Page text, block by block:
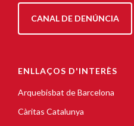
CANAL DE DENÚNCIA
ENLLAÇOS D'INTERÈS
Arquebisbat de Barcelona
Càritas Catalunya